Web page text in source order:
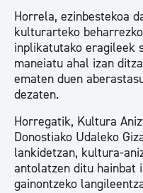
Horrela, ezinbestekoa
kulturarteko
inplikatutako eragileek
maneiatu ahal izan
ematen duen
dezaten.
Horregatik, Kultura
Donostiako Udaleko
lankidetzan, kultura-
antolatzen ditu hainbat
gainontzeko